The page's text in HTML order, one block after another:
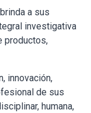
a sus
investigativa
productos,
innovación,
de sus
humana,